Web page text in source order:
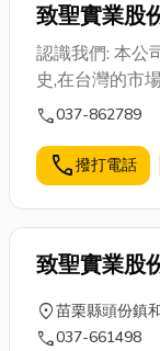
致聖實業股
認識我們: 本公
史,在台灣的市
最先進的機台
使命！
call037-862789
call撥打電話
致聖實業股
location_on苗栗縣頭份鎮
call037-661498